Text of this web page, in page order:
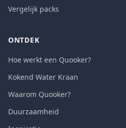
Vergelijk packs
ONTDEK
Hoe werkt een Quooker?
Kokend Water Kraan
Waarom Quooker?
Duurzaamheid